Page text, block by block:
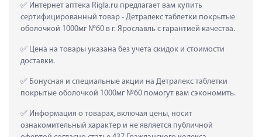
Интернет аптека Rigla.ru предлагает вам купить
сертифицированный товар - Детралекс таблетки покрытые
оболочкой 1000мг №60 в г. Ярославль с гарантией качества.
Цена на товары указана без учета скидок и стоимости
доставки.
Бонусная и специальные акции на Детралекс таблетки
покрытые оболочкой 1000мг №60 помогут вам сэкономить.
Информация о товарах, включая цены, носит
ознакомительный характер и не является публичной